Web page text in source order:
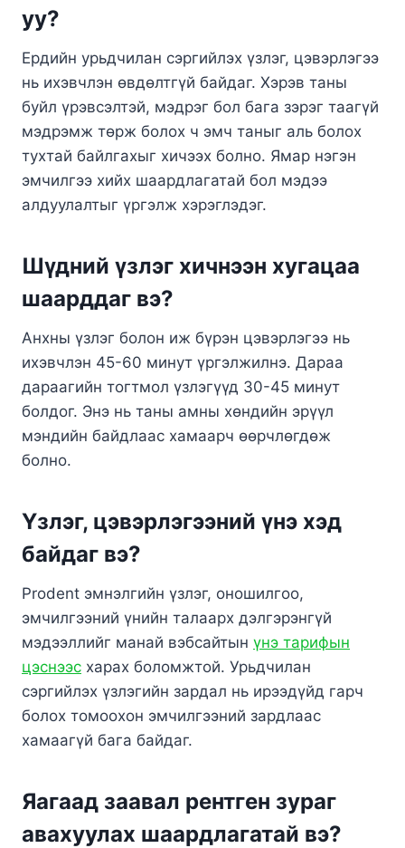
уу?
Ердийн урьдчилан сэргийлэх үзлэг, цэвэрлэгээ
нь ихэвчлэн өвдөлтгүй байдаг. Хэрэв таны
буйл үрэвсэлтэй, мэдрэг бол бага зэрэг таагүй
мэдрэмж төрж болох ч эмч таныг аль болох
тухтай байлгахыг хичээх болно. Ямар нэгэн
эмчилгээ хийх шаардлагатай бол мэдээ
алдуулалтыг үргэлж хэрэглэдэг.
Шүдний үзлэг хичнээн хугацаа
шаарддаг вэ?
Анхны үзлэг болон иж бүрэн цэвэрлэгээ нь
ихэвчлэн 45-60 минут үргэлжилнэ. Дараа
дараагийн тогтмол үзлэгүүд 30-45 минут
болдог. Энэ нь таны амны хөндийн эрүүл
мэндийн байдлаас хамаарч өөрчлөгдөж
болно.
Үзлэг, цэвэрлэгээний үнэ хэд
байдаг вэ?
Prodent эмнэлгийн үзлэг, оношилгоо,
эмчилгээний үнийн талаарх дэлгэрэнгүй
мэдээллийг манай вэбсайтын үнэ тарифын
цэснээс харах боломжтой. Урьдчилан
сэргийлэх үзлэгийн зардал нь ирээдүйд гарч
болох томоохон эмчилгээний зардлаас
хамаагүй бага байдаг.
Яагаад заавал рентген зураг
авахуулах шаардлагатай вэ?